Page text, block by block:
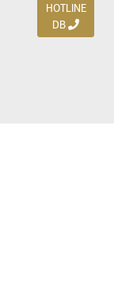
HOTLINE
DB